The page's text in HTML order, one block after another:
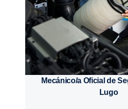
Mecánico/a Oficial de Segunda Scania
Lugo